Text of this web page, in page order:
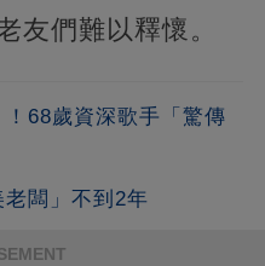
友們難以釋懷。
68歲資深歌手「驚傳
闆」不到2年